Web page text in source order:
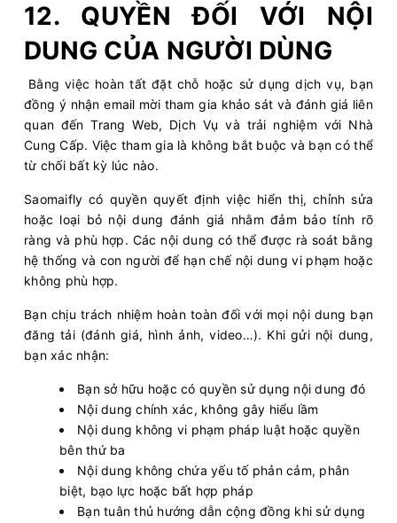
12. QUYỀN ĐỐI VỚI NỘI
DUNG CỦA NGƯỜI DÙNG
Bằng việc hoàn tất đặt chỗ hoặc sử dụng dịch vụ, bạn
đồng ý nhận email mời tham gia khảo sát và đánh giá liên
quan đến Trang Web, Dịch Vụ và trải nghiệm với Nhà
Cung Cấp. Việc tham gia là không bắt buộc và bạn có thể
từ chối bất kỳ lúc nào.
Saomaifly có quyền quyết định việc hiển thị, chỉnh sửa
hoặc loại bỏ nội dung đánh giá nhằm đảm bảo tính rõ
ràng và phù hợp. Các nội dung có thể được rà soát bằng
hệ thống và con người để hạn chế nội dung vi phạm hoặc
không phù hợp.
Bạn chịu trách nhiệm hoàn toàn đối với mọi nội dung bạn
đăng tải (đánh giá, hình ảnh, video…). Khi gửi nội dung,
bạn xác nhận:
Bạn sở hữu hoặc có quyền sử dụng nội dung đó
Nội dung chính xác, không gây hiểu lầm
Nội dung không vi phạm pháp luật hoặc quyền
bên thứ ba
Nội dung không chứa yếu tố phản cảm, phân
biệt, bạo lực hoặc bất hợp pháp
Bạn tuân thủ hướng dẫn cộng đồng khi sử dụng